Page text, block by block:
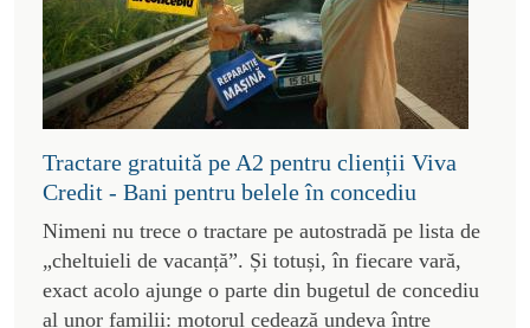
Tractare gratuită pe A2 pentru clienții Viva
Credit - Bani pentru belele în concediu
Nimeni nu trece o tractare pe autostradă pe lista de
„cheltuieli de vacanță”. Și totuși, în fiecare vară,
exact acolo ajunge o parte din bugetul de concediu
al unor familii: motorul cedează undeva între